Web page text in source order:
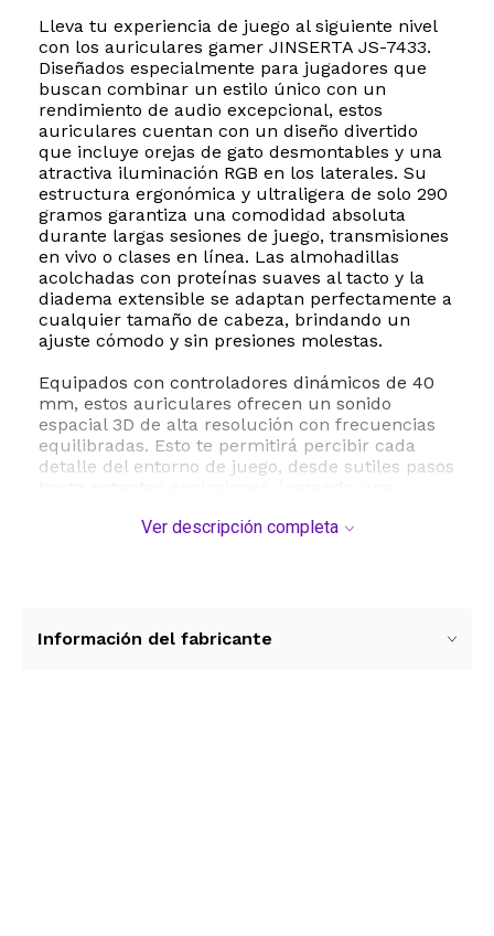
Lleva tu experiencia de juego al siguiente nivel
con los auriculares gamer JINSERTA JS-7433.
Diseñados especialmente para jugadores que
buscan combinar un estilo único con un
rendimiento de audio excepcional, estos
auriculares cuentan con un diseño divertido
que incluye orejas de gato desmontables y una
atractiva iluminación RGB en los laterales. Su
estructura ergonómica y ultraligera de solo 290
gramos garantiza una comodidad absoluta
durante largas sesiones de juego, transmisiones
en vivo o clases en línea. Las almohadillas
acolchadas con proteínas suaves al tacto y la
diadema extensible se adaptan perfectamente a
cualquier tamaño de cabeza, brindando un
ajuste cómodo y sin presiones molestas.
Equipados con controladores dinámicos de 40
mm, estos auriculares ofrecen un sonido
espacial 3D de alta resolución con frecuencias
equilibradas. Esto te permitirá percibir cada
detalle del entorno de juego, desde sutiles pasos
flexible de 360 grados es completamente
Ver descripción completa
Información del fabricante